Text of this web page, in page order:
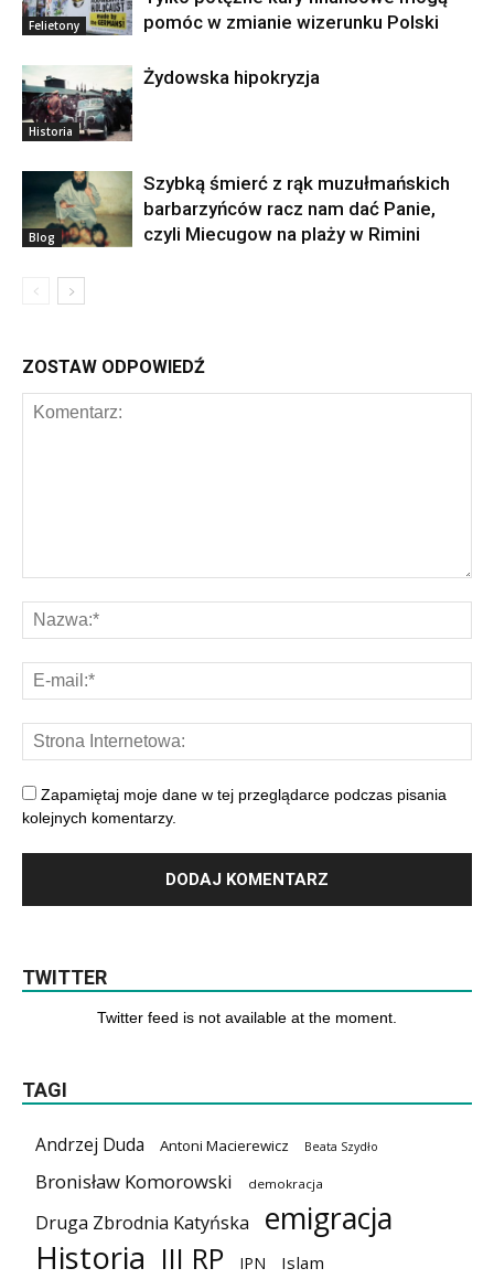
Felietony
pomóc w zmianie wizerunku Polski
Historia
Żydowska hipokryzja
Blog
Szybką śmierć z rąk muzułmańskich
barbarzyńców racz nam dać Panie,
czyli Miecugow na plaży w Rimini
ZOSTAW ODPOWIEDŹ
Zapamiętaj moje dane w tej przeglądarce podczas pisania
kolejnych komentarzy.
TWITTER
Twitter feed is not available at the moment.
TAGI
Andrzej Duda Antoni Macierewicz Beata Szydło
Bronisław Komorowski demokracja
Druga Zbrodnia Katyńska
emigracja
Historia III RP IPN Islam